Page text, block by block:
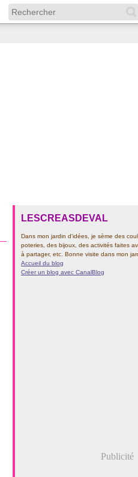
LESCREASDEVAL
Dans mon jardin d'idées, je sème des
poteries, des bijoux, des activités faites
à partager, etc. Bonne visite dans mon
Accueil du blog
Créer un blog avec CanalBlog
Publicité